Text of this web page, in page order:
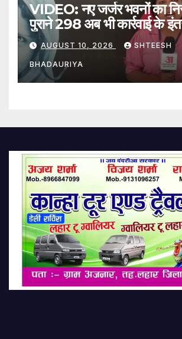
VIDEO: नए जर्जर भवनों का
पुराने 298 अब भी कार्रवाई के
AUGUST 10, 2026 SHTEESH
BHADAURIYA